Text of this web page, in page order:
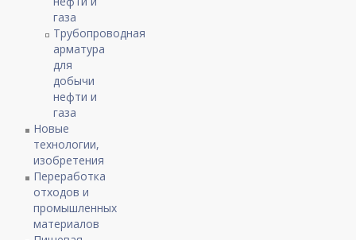
газа
Трубопроводная
арматура
для
добычи
нефти и
газа
Новые
технологии,
изобретения
Переработка
отходов и
промышленных
материалов